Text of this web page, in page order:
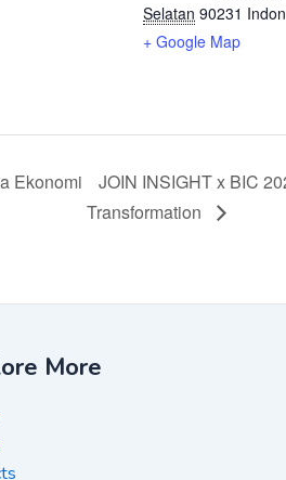
Selatan 90231
+ Google Map
Ekonomi
JOIN INSIGHT x BIC
Transformation
More